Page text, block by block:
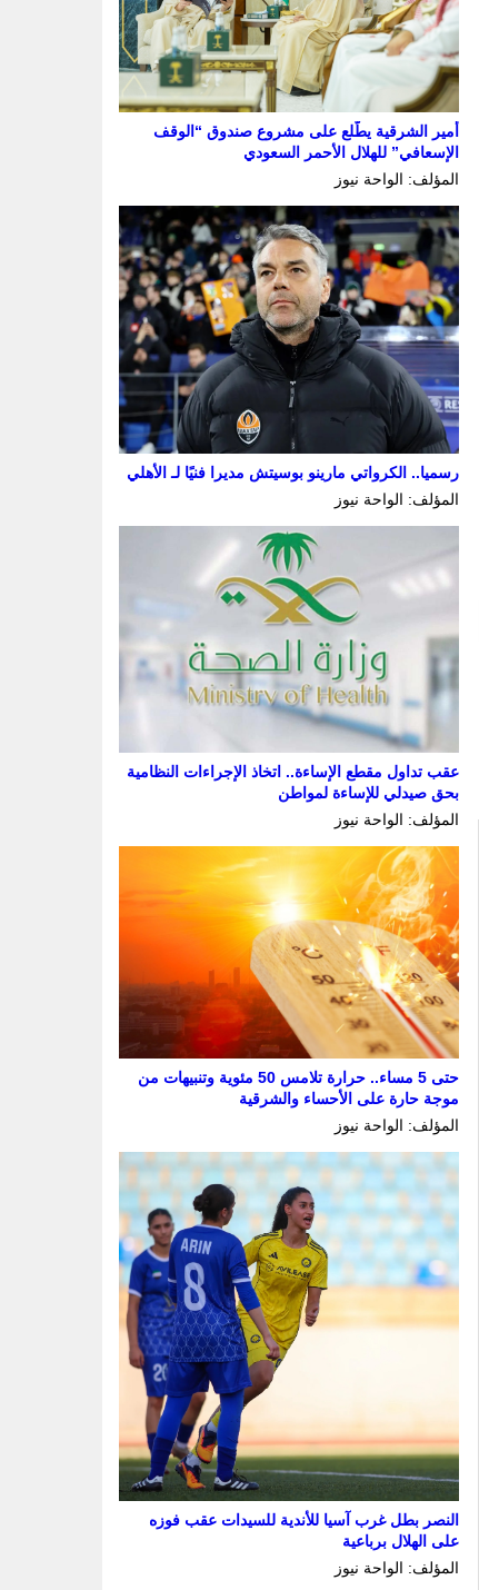
أمير الشرقية يطّلع على مشروع صندوق “الوقف
الإسعافي” للهلال الأحمر السعودي
المؤلف: الواحة نيوز
رسميا.. الكرواتي مارينو بوسيتش مديرا فنيًا لـ الأهلي
المؤلف: الواحة نيوز
عقب تداول مقطع الإساءة.. اتخاذ الإجراءات النظامية
بحق صيدلي للإساءة لمواطن
المؤلف: الواحة نيوز
حتى 5 مساء.. حرارة تلامس 50 مئوية وتنبيهات من
موجة حارة على الأحساء والشرقية
المؤلف: الواحة نيوز
النصر بطل غرب آسيا للأندية للسيدات عقب فوزه
على الهلال برباعية
المؤلف: الواحة نيوز